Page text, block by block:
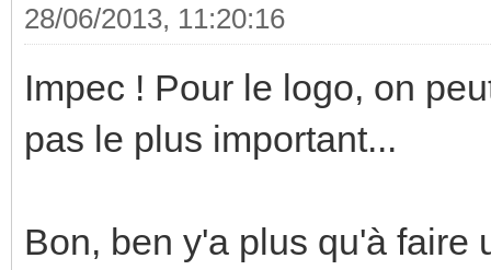
28/06/2013, 11:20:16
Impec ! Pour le logo, on
pas le plus important...
Bon, ben y'a plus qu'à faire